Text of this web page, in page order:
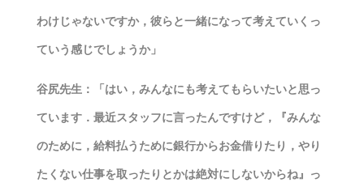
わけじゃないですか，彼らと一緒になって考えていくっ
ていう感じでしょうか」
谷尻先生：「はい，みんなにも考えてもらいたいと思っ
ています．最近スタッフに言ったんですけど，『みんな
のために，給料払うために銀行からお金借りたり，やり
たくない仕事を取ったりとかは絶対にしないからね』っ